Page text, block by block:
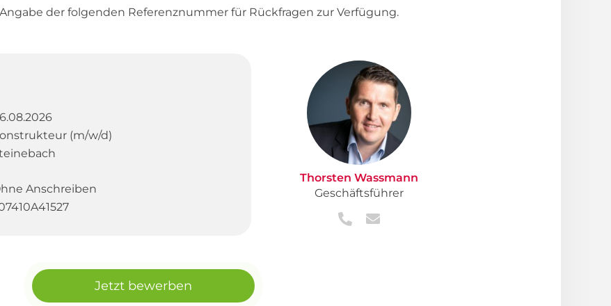
der folgenden Referenznummer für Rückfragen zur Verfügung.
(m/w/d)
Anschreiben
Thorsten Wassmann
Geschäftsführer
Jetzt bewerben